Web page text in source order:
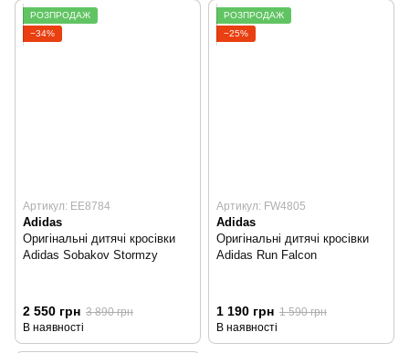
РОЗПРОДАЖ
−34%
Артикул: EE8784
Adidas
Оригінальні дитячі кросівки
Adidas Sobakov Stormzy
2 550 грн 3 890 грн
В наявності
РОЗПРОДАЖ
−25%
Артикул: FW4805
Adidas
Оригінальні дитячі кросівки
Adidas Run Falcon
1 190 грн 1 590 грн
В наявності